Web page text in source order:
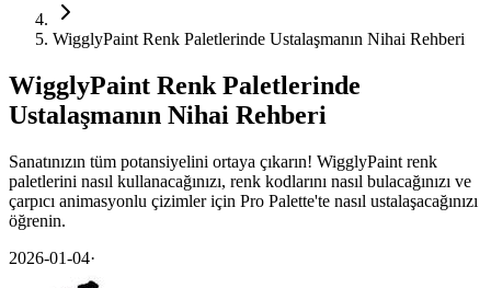
WigglyPaint Renk Paletlerinde Ustalaşmanın Nihai Rehberi
WigglyPaint Renk Paletlerinde
Ustalaşmanın Nihai Rehberi
Sanatınızın tüm potansiyelini ortaya çıkarın! WigglyPaint renk
paletlerini nasıl kullanacağınızı, renk kodlarını nasıl bulacağınızı ve
çarpıcı animasyonlu çizimler için Pro Palette'te nasıl ustalaşacağınızı
öğrenin.
2026-01-04·